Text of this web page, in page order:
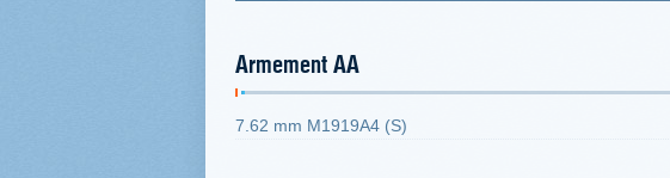
Armement AA
7.62 mm M1919A4 (S)